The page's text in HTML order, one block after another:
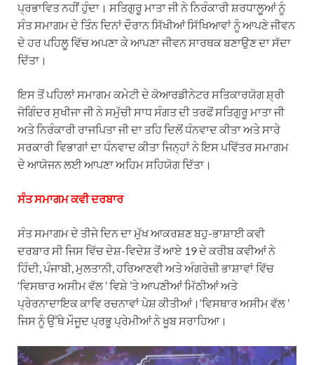
ਪ੍ਰਭਾਵਿਤ ਨਹੀਂ ਹੁੰਦਾ। ਸਤਿਗੁਰੂ ਮਾਤਾ ਜੀ ਨੇ ਨਿਰੰਕਾਰੀ ਸ਼ਰਧਾਲੂਆਂ ਨੂੰ
ਸੰਤ ਸਮਾਗਮ ਦੇ ਤਿੰਨ ਦਿਨਾਂ ਦੌਰਾਨ ਸਿੱਖੀਆਂ ਸਿੱਖਿਆਵਾਂ ਨੂੰ ਆਪਣੇ ਜੀਵਨ
ਦੇ ਹਰ ਪਹਿਲੂ ਵਿੱਚ ਅਪਣਾ ਕੇ ਆਪਣਾ ਜੀਵਨ ਸਾਰਥਕ ਬਣਾਉਣ ਦਾ ਸੱਦਾ
ਦਿੱਤਾ।
ਇਸ ਤੋਂ ਪਹਿਲਾਂ ਸਮਾਗਮ ਕਮੇਟੀ ਦੇ ਕੋਆਰਡੀਨੇਟਰ ਸਤਿਕਾਰਯੋਗ ਸ਼੍ਰੀ
ਜੋਗਿੰਦਰ ਸੁਖੀਜਾ ਜੀ ਨੇ ਸਮੁੱਚੀ ਸਾਧ ਸੰਗਤ ਦੀ ਤਰਫੋਂ ਸਤਿਗੁਰੂ ਮਾਤਾ ਜੀ
ਅਤੇ ਨਿਰੰਕਾਰੀ ਰਾਜਪਿਤਾ ਜੀ ਦਾ ਤਹਿ ਦਿਲੋਂ ਧੰਨਵਾਦ ਕੀਤਾ ਅਤੇ ਸਾਰੇ
ਸਰਕਾਰੀ ਵਿਭਾਗਾਂ ਦਾ ਧੰਨਵਾਦ ਕੀਤਾ ਜਿਨ੍ਹਾਂ ਨੇ ਇਸ ਪਵਿੱਤਰ ਸਮਾਗਮ
ਦੇ ਆਯੋਜਨ ਲਈ ਆਪਣਾ ਅਹਿਮ ਸਹਿਯੋਗ ਦਿੱਤਾ।
ਸੰਤ ਸਮਾਗਮ ਕਵੀ ਦਰਬਾਰ
ਸੰਤ ਸਮਾਗਮ ਦੇ ਤੀਜੇ ਦਿਨ ਦਾ ਮੁੱਖ ਆਕਰਸ਼ਣ ਬਹੁ-ਭਾਸ਼ਾਈ ਕਵੀ
ਦਰਬਾਰ ਸੀ ਜਿਸ ਵਿੱਚ ਦੇਸ਼-ਵਿਦੇਸ਼ ਤੋਂ ਆਏ 19 ਦੇ ਕਰੀਬ ਕਵੀਆਂ ਨੇ
ਹਿੰਦੀ, ਪੰਜਾਬੀ, ਮੁਲਤਾਨੀ, ਹਰਿਆਣਵੀ ਅਤੇ ਅੰਗਰੇਜ਼ੀ ਭਾਸ਼ਾਵਾਂ ਵਿੱਚ
‘ਵਿਸਥਾਰ ਅਸੀਮ ਵੱਲ ’ ਵਿਸ਼ੇ ’ਤੇ ਆਪਣੀਆਂ ਮਿੱਠੀਆਂ ਅਤੇ
ਪ੍ਰੇਰਨਾਦਾਇਕ ਕਾਵਿ ਰਚਨਾਵਾਂ ਪੇਸ਼ ਕੀਤੀਆਂ।‘ਵਿਸਥਾਰ ਅਸੀਮ ਵੱਲ ’
ਜਿਸ ਨੂੰ ਉੱਥੇ ਮੌਜੂਦ ਪ੍ਰਭੂ ਪ੍ਰੇਮੀਆਂ ਨੇ ਖੂਬ ਸਰਾਹਿਆ।